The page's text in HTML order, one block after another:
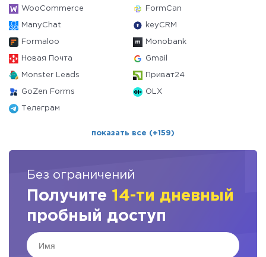
WooCommerce FormCan
ManyChat keyCRM
Formaloo Monobank
Новая Почта Gmail
Monster Leads Приват24
GoZen Forms OLX
Телеграм
показать все (+159)
Без ограничений
Получите 14-ти дневный
пробный доступ